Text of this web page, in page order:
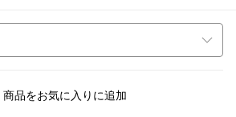
商品をお気に入りに追加